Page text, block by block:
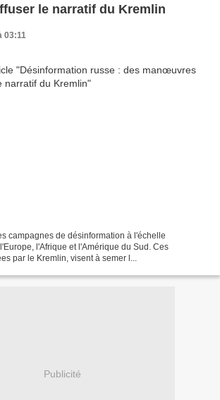
le narratif du Kremlin
03:11
campagnes de désinformation à l'échelle
l'Afrique et l'Amérique du Sud. Ces
par le Kremlin, visent à semer l...
Publicité